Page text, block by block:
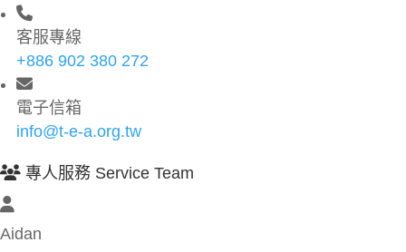
客服專線
+886 902 380 272
電子信箱
info@t-e-a.org.tw
專人服務 Service Team
Aidan